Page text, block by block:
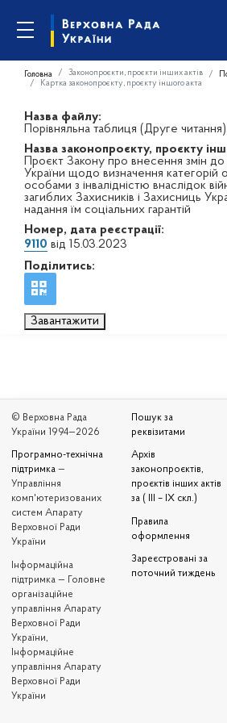
Головна Законопроєкти, проєкти інших актів
Картка законопроєкту, проєкту іншого акта
Назва файлу:
Порівняльна таблиця (Друге
Назва законопроєкту, проєкту
Проєкт Закону про внесення змін до
України щодо визначення категорій
особами з інвалідністю внаслідок
загиблих Захисників і Захисниць
надання їм соціальних гарантій
Номер, дата реєстрації:
9110 від 15.03.2023
Поділитись:
Завантажити
© Верховна Рада
України 1994—2026
Програмно-технічна
підтримка —
Управління
комп'ютеризованих
систем Апарату
Верховної Ради
України
Iнформаційна
підтримка — Головне
організаційне
управління Апарату
Верховної Ради
України,
Інформаційне
управління Апарату
Верховної Ради
України
Пошук за
реквізитами
Архів
законопроєктів,
проєктів інших актів
за ( III – IX скл.)
Правила
оформлення
Зареєстровані за
поточний тиждень